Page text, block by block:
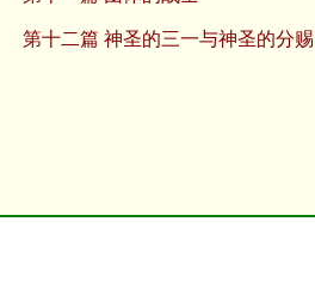
第十二篇 神圣的三一与神圣的分赐